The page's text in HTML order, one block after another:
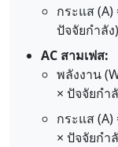
กระแส (A)
ปัจจัยกำลัง)
AC สามเฟส:
พลังงาน
× ปัจจัยกำ
กระแส (A)
× ปัจจัยกำ